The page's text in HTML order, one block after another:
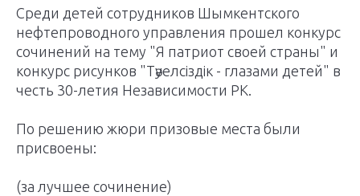
Cреди детей сотрудников Шымкентского
нефтепроводного управления прошел конкурс
сочинений на тему "Я патриот своей страны" и
конкурс рисунков "Тәуелсіздік - глазами детей" в
честь 30-летия Независимости РК.
По решению жюри призовые места были
присвоены:
(за лучшее сочинение)